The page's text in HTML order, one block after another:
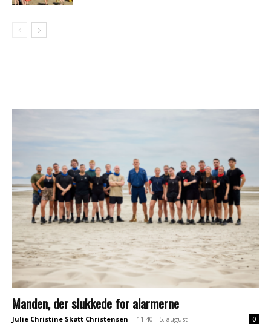
Manden, der slukkede for alarmerne
Julie Christine Skøtt Christensen - 11:40 - 5. august 0